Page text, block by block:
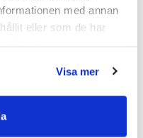
med annan
eller som de har
Visa mer